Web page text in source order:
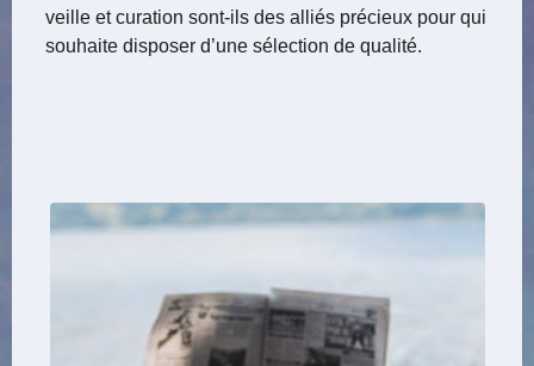
veille et curation sont-ils des alliés précieux pour qui
souhaite disposer d’une sélection de qualité.